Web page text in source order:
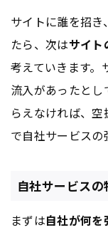
サイトに誰を招
たら、次はサイト
考えていきます。
流入があったとし
らえなければ、
で自社サービスの
自社サービス
まずは自社が何